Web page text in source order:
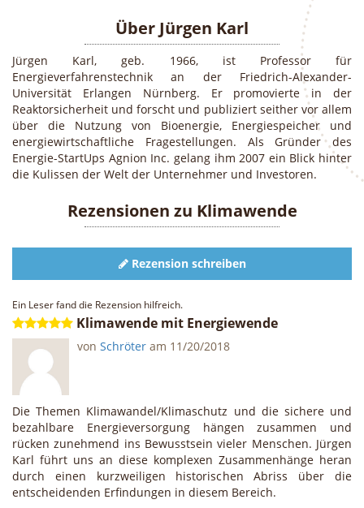
Über Jürgen Karl
Jürgen Karl, geb. 1966, ist Professor für
Energieverfahrenstechnik an der Friedrich-Alexander-
Universität Erlangen Nürnberg. Er promovierte in der
Reaktorsicherheit und forscht und publiziert seither vor allem
über die Nutzung von Bioenergie, Energiespeicher und
energiewirtschaftliche Fragestellungen. Als Gründer des
Energie-StartUps Agnion Inc. gelang ihm 2007 ein Blick hinter
die Kulissen der Welt der Unternehmer und Investoren.
Rezensionen zu Klimawende
Rezension schreiben
Ein Leser fand die Rezension hilfreich.
Klimawende mit Energiewende
von Schröter am 11/20/2018
Die Themen Klimawandel/Klimaschutz und die sichere und
bezahlbare Energieversorgung hängen zusammen und
rücken zunehmend ins Bewusstsein vieler Menschen. Jürgen
Karl führt uns an diese komplexen Zusammenhänge heran
durch einen kurzweiligen historischen Abriss über die
entscheidenden Erfindungen in diesem Bereich.